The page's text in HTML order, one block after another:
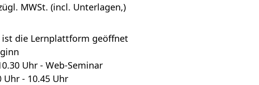
MWSt. (incl. Unterlagen,)
ist die Lernplattform geöffnet
Uhr - Web-Seminar
Uhr - 10.45 Uhr